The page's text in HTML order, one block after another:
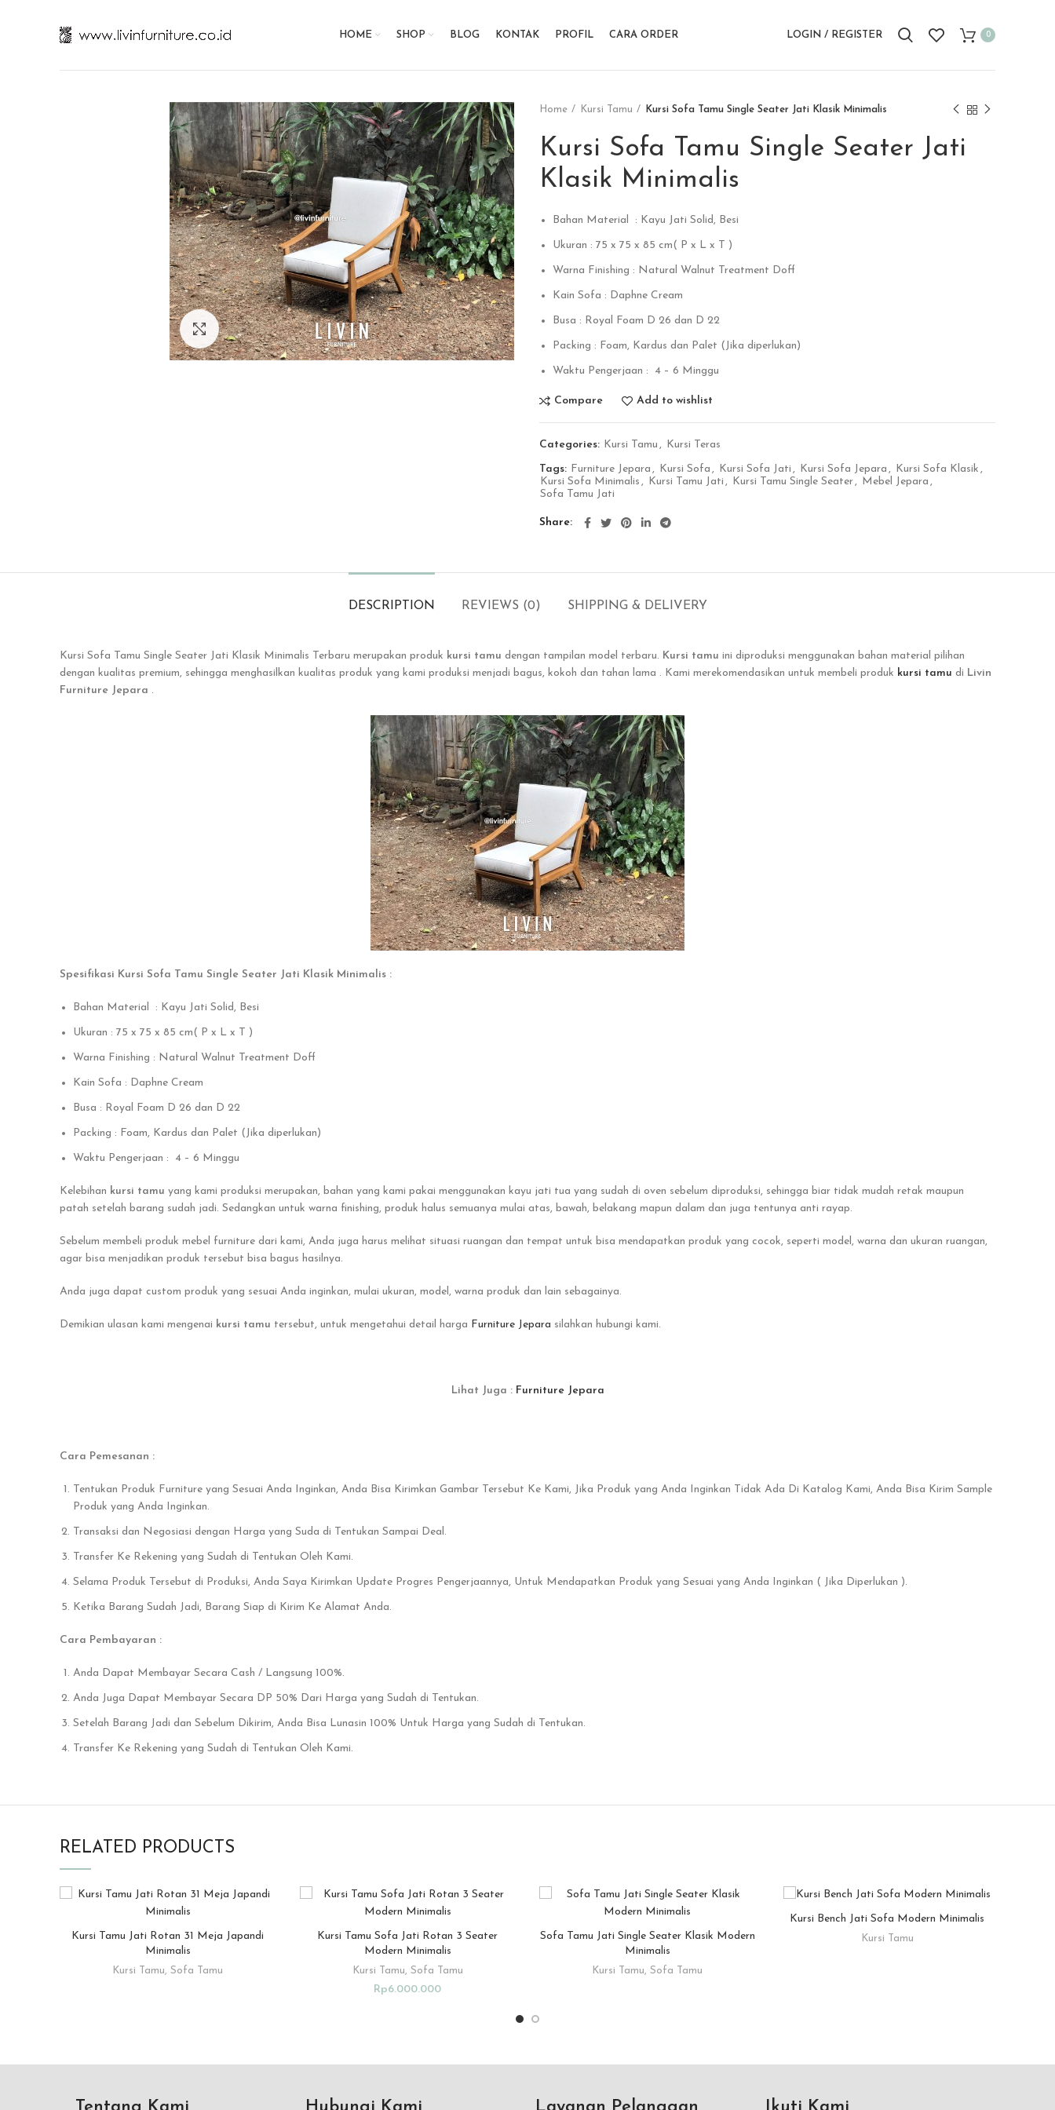
HOME SHOP BLOG KONTAK PROFIL CARA ORDER LOGIN / REGISTER 0
Click to enlarge
Home Kursi Tamu Kursi Sofa Tamu Single Seater Jati Klasik Minimalis
Kursi Sofa Tamu Single Seater Jati
Klasik Minimalis
Bahan Material : Kayu Jati Solid, Besi
Ukuran : 75 x 75 x 85 cm( P x L x T )
Warna Finishing : Natural Walnut Treatment Doff
Kain Sofa : Daphne Cream
Busa : Royal Foam D 26 dan D 22
Packing : Foam, Kardus dan Palet (Jika diperlukan)
Waktu Pengerjaan : 4 – 6 Minggu
Compare Add to wishlist
Categories: Kursi Tamu , Kursi Teras
Tags: Furniture Jepara , Kursi Sofa , Kursi Sofa Jati , Kursi Sofa Jepara , Kursi Sofa Klasik ,
Kursi Sofa Minimalis , Kursi Tamu Jati , Kursi Tamu Single Seater, Mebel Jepara ,
Sofa Tamu Jati
Share
DESCRIPTION REVIEWS (0) SHIPPING & DELIVERY
Kursi Sofa Tamu Single Seater Jati Klasik Minimalis Terbaru merupakan produk kursi tamu dengan tampilan model terbaru. Kursi tamu ini diproduksi menggunakan bahan material pilihan
dengan kualitas premium, sehingga menghasilkan kualitas produk yang kami produksi menjadi bagus, kokoh dan tahan lama . Kami merekomendasikan untuk membeli produk kursi tamu di Livin
Furniture Jepara .
Spesifikasi Kursi Sofa Tamu Single Seater Jati Klasik Minimalis :
Bahan Material : Kayu Jati Solid, Besi
Ukuran : 75 x 75 x 85 cm( P x L x T )
Warna Finishing : Natural Walnut Treatment Doff
Kain Sofa : Daphne Cream
Busa : Royal Foam D 26 dan D 22
Packing : Foam, Kardus dan Palet (Jika diperlukan)
Waktu Pengerjaan : 4 – 6 Minggu
Kelebihan kursi tamu yang kami produksi merupakan, bahan yang kami pakai menggunakan kayu jati tua yang sudah di oven sebelum diproduksi, sehingga biar tidak mudah retak maupun
patah setelah barang sudah jadi. Sedangkan untuk warna finishing, produk halus semuanya mulai atas, bawah, belakang mapun dalam dan juga tentunya anti rayap.
Sebelum membeli produk mebel furniture dari kami, Anda juga harus melihat situasi ruangan dan tempat untuk bisa mendapatkan produk yang cocok, seperti model, warna dan ukuran ruangan,
agar bisa menjadikan produk tersebut bisa bagus hasilnya.
Anda juga dapat custom produk yang sesuai Anda inginkan, mulai ukuran, model, warna produk dan lain sebagainya.
Demikian ulasan kami mengenai kursi tamu tersebut, untuk mengetahui detail harga Furniture Jepara silahkan hubungi kami.
Lihat Juga : Furniture Jepara
Cara Pemesanan :
Tentukan Produk Furniture yang Sesuai Anda Inginkan, Anda Bisa Kirimkan Gambar Tersebut Ke Kami, Jika Produk yang Anda Inginkan Tidak Ada Di Katalog Kami, Anda Bisa Kirim Sample
Produk yang Anda Inginkan.
Transaksi dan Negosiasi dengan Harga yang Suda di Tentukan Sampai Deal.
Transfer Ke Rekening yang Sudah di Tentukan Oleh Kami.
Selama Produk Tersebut di Produksi, Anda Saya Kirimkan Update Progres Pengerjaannya, Untuk Mendapatkan Produk yang Sesuai yang Anda Inginkan ( Jika Diperlukan ).
Ketika Barang Sudah Jadi, Barang Siap di Kirim Ke Alamat Anda.
Cara Pembayaran :
Anda Dapat Membayar Secara Cash / Langsung 100%.
Anda Juga Dapat Membayar Secara DP 50% Dari Harga yang Sudah di Tentukan.
Setelah Barang Jadi dan Sebelum Dikirim, Anda Bisa Lunasin 100% Untuk Harga yang Sudah di Tentukan.
Transfer Ke Rekening yang Sudah di Tentukan Oleh Kami.
RELATED PRODUCTS
READ MORE
Kursi Tamu Jati Rotan 31 Meja Japandi
Minimalis
Kursi Tamu,Sofa Tamu
ADD TO CART
Kursi Tamu Sofa Jati Rotan 3 Seater
Modern Minimalis
Kursi Tamu, Sofa Tamu
Rp6.000.000
READ MORE
Sofa Tamu Jati Single Seater Klasik Modern
Minimalis
Kursi Tamu,Sofa Tamu
READ MORE
Kursi Bench Jati Sofa Modern Minimalis
Kursi Tamu